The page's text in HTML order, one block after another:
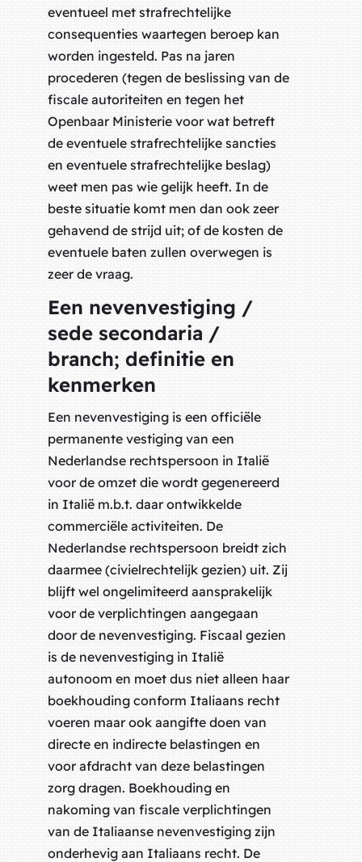
eventueel met strafrechtelijke
consequenties waartegen beroep kan
worden ingesteld. Pas na jaren
procederen (tegen de beslissing van de
fiscale autoriteiten en tegen het
Openbaar Ministerie voor wat betreft
de eventuele strafrechtelijke sancties
en eventuele strafrechtelijke beslag)
weet men pas wie gelijk heeft. In de
beste situatie komt men dan ook zeer
gehavend de strijd uit; of de kosten de
eventuele baten zullen overwegen is
zeer de vraag.
Een nevenvestiging /
sede secondaria /
branch; definitie en
kenmerken
Een nevenvestiging is een officiële
permanente vestiging van een
Nederlandse rechtspersoon in Italië
voor de omzet die wordt gegenereerd
in Italië m.b.t. daar ontwikkelde
commerciële activiteiten. De
Nederlandse rechtspersoon breidt zich
daarmee (civielrechtelijk gezien) uit. Zij
blijft wel ongelimiteerd aansprakelijk
voor de verplichtingen aangegaan
door de nevenvestiging. Fiscaal gezien
is de nevenvestiging in Italië
autonoom en moet dus niet alleen haar
boekhouding conform Italiaans recht
voeren maar ook aangifte doen van
directe en indirecte belastingen en
voor afdracht van deze belastingen
zorg dragen. Boekhouding en
nakoming van fiscale verplichtingen
van de Italiaanse nevenvestiging zijn
onderhevig aan Italiaans recht. De